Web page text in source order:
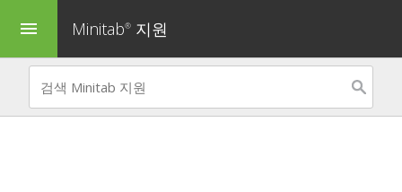
menu Minitab® 지원